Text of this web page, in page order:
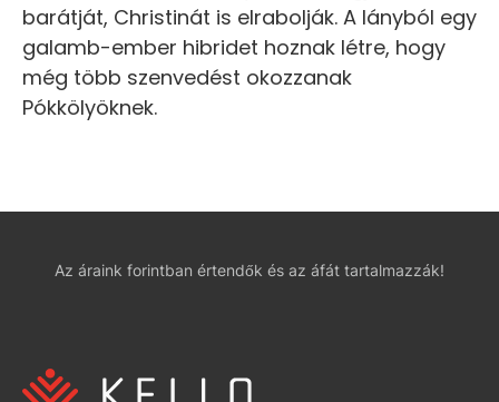
barátját, Christinát is elrabolják. A lányból egy
galamb-ember hibridet hoznak létre, hogy
még több szenvedést okozzanak
Pókkölyöknek.
Az áraink forintban értendők és az áfát tartalmazzák!